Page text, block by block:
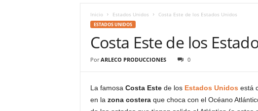
Inicio Estados Unidos Costa Este de los Estados Unidos
ESTADOS UNIDOS
Costa Este de los
Por ARLECO PRODUCCIONES 0
La famosa Costa Estede los Estados Unidos está
en la zona costeraque choca con el Océano